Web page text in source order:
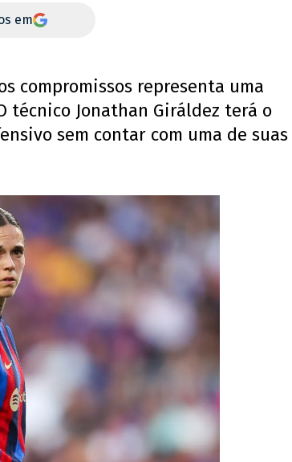
em
compromissos representa uma
técnico Jonathan Giráldez terá o
sem contar com uma de suas